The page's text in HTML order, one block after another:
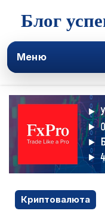
Блог
Меню
Криптовалюта